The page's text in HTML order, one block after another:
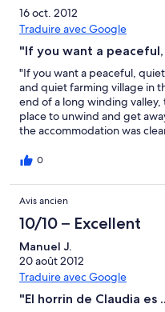
16 oct. 2012
Traduire avec Google
"If you want a peaceful,
"If you want a peaceful,
and quiet farming village in
end of a long winding
place to unwind and get
the accommodation was
Considering how remote it
Picos National Park just a
type of location, you don''t
anywhere!"
0
Avis ancien
10/10 – Excellent
Manuel J.
20 août 2012
Traduire avec Google
"El horrin de Claudia es